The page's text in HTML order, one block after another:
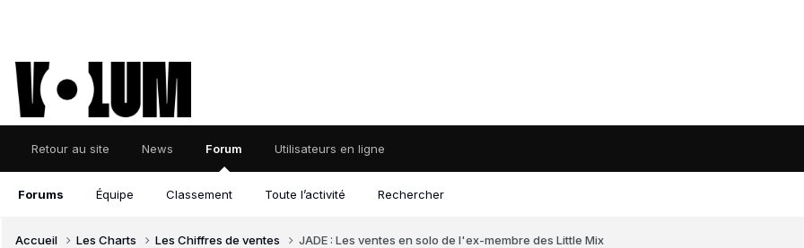
Retour au site News Forum
Forums Équipe Classement Toute l’activité Rechercher
Utilisateurs en ligne
Accueil Les Charts Les Chiffres de ventes JADE : Les ventes en solo de l'ex-membre des Little Mix